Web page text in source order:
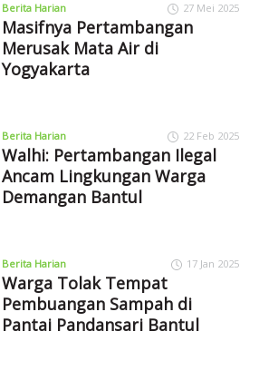
Berita Harian 27 Mei 2025
Masifnya Pertambangan
Merusak Mata Air di
Yogyakarta
Berita Harian 22 Feb 2025
Walhi: Pertambangan Ilegal
Ancam Lingkungan Warga
Demangan Bantul
Berita Harian 17 Jan 2025
Warga Tolak Tempat
Pembuangan Sampah di
Pantai Pandansari Bantul